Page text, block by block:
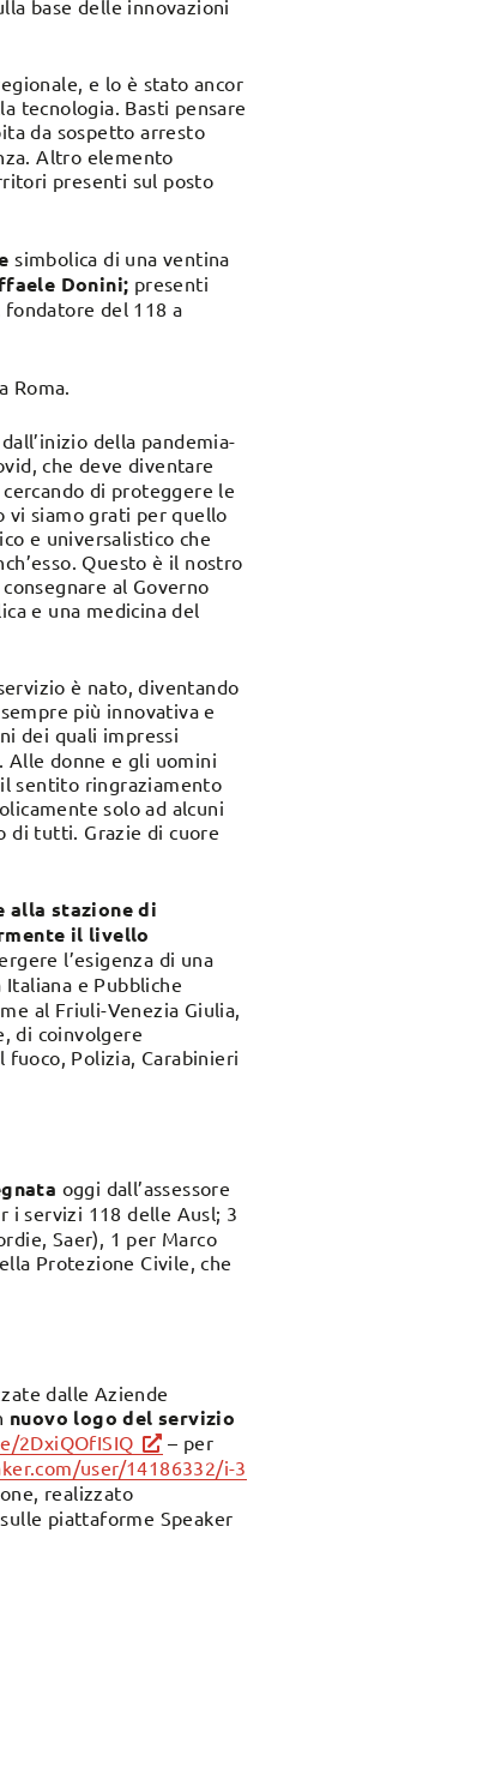
base delle innovazioni
e lo è stato ancor
tecnologia. Basti pensare
da sospetto arresto
Altro elemento
presenti sul posto
simbolica di una ventina
Donini; presenti
fondatore del 118 a
Roma.
della pandemia-
che deve diventare
di proteggere le
vi siamo grati per quello
e universalistico che
Questo è il nostro
al Governo
e una medicina del
è nato, diventando
più innovativa e
dei quali impressi
Alle donne e gli uomini
sentito ringraziamento
solo ad alcuni
di tutti. Grazie di cuore
alla stazione di
il livello
l’esigenza di una
e Pubbliche
al Friuli-Venezia Giulia,
di coinvolgere
Polizia, Carabinieri
oggi dall’assessore
i servizi 118 delle Ausl; 3
Saer), 1 per Marco
Protezione Civile, che
dalle Aziende
nuovo logo del servizio
2DxiQOfISIQ
– per
user/14186332/i-3
realizzato
piattaforme Speaker